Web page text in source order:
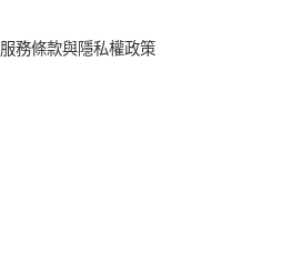
服務條款與隱私權政策